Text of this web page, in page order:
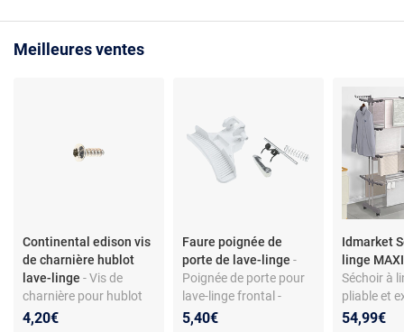
Meilleures ventes
Continental edison vis
de charnière hublot
lave-linge - Vis de
charnière pour hublot
de lave-linge - Acier
4,20€
Faure poignée de
porte de lave-linge-
Poignée de porte pour
lave-linge frontal -
compatible
5,40€
Idmarket
linge
Séchoir à
pliable et
niveaux
54,99€